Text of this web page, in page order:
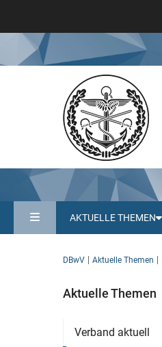
AKTUELLE THEMEN
DBwV Aktuelle Themen
Aktuelle Themen
Verband aktuell